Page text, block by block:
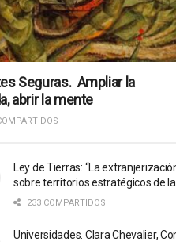
Seguras. Ampliar la
abrir la mente
Ley de Tierras: “La
sobre territorios estratégicos de
233 COMPARTIDOS
Universidades. Clara Chevalier,